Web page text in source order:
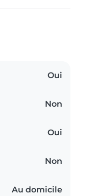
Oui
Non
Oui
Non
Au domicile